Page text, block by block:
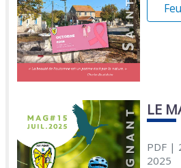
LE
PDF|
2025